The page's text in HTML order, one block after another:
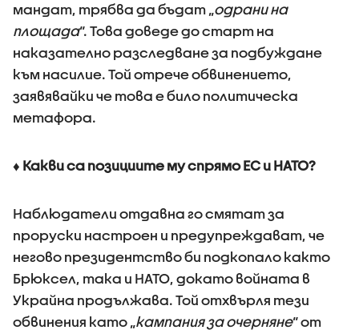
мандат, трябва да бъдат „одрани на
площада“. Това доведе до старт на
наказателно разследване за подбуждане
към насилие. Той отрече обвинението,
заявявайки че това е било политическа
метафора.
♦ Какви са позициите му спрямо ЕС и НАТО?
Наблюдатели отдавна го смятат за
проруски настроен и предупреждават, че
негово президентство би подкопало както
Брюксел, така и НАТО, докато войната в
Украйна продължава. Той отхвърля тези
обвинения като „кампания за очерняне“ от